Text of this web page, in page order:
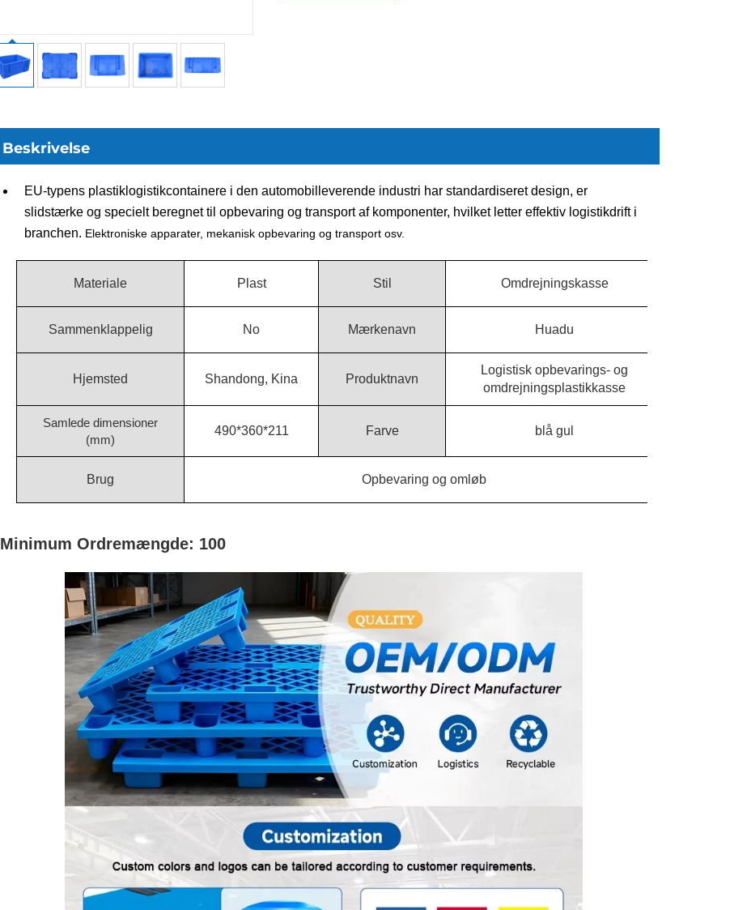
Beskrivelse
EU-typens plastiklogistikcontainere i den automobilleverende industri har standardiseret design, er
slidstærke og specielt beregnet til opbevaring og transport af komponenter, hvilket letter effektiv logistikdrift i
branchen. Elektroniske apparater, mekanisk opbevaring og transport osv.
Materiale Plast Stil Omdrejningskasse
Sammenklappelig No Mærkenavn Huadu
Hjemsted Shandong, Kina Produktnavn
Logistisk opbevarings- og
omdrejningsplastikkasse
Samlede dimensioner
(mm)
490*360*211 Farve blå gul
Brug Opbevaring og omløb
Minimum Ordremængde: 100